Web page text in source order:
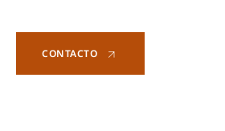
CONTACTO